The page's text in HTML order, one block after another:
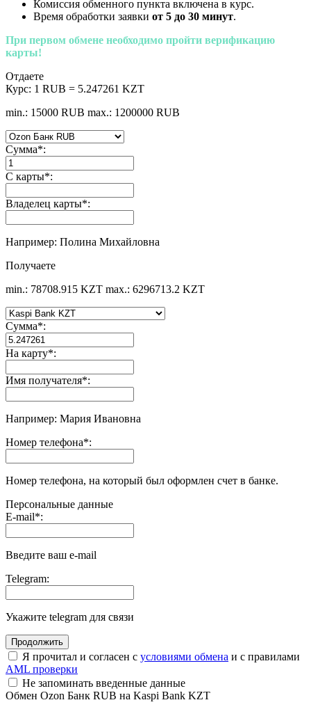
Комиссия обменного пункта включена в курс.
Время обработки заявки от 5 до 30 минут.
При первом обмене необходимо пройти верификацию
карты!
Отдаете
Курс: 1 RUB = 5.247261 KZT
min.: 15000 RUB max.: 1200000 RUB
Сумма*:
С карты*:
Владелец карты*:
Например: Полина Михайловна
Получаете
min.: 78708.915 KZT max.: 6296713.2 KZT
Сумма*:
На карту*:
Имя получателя*:
Например: Мария Ивановна
Номер телефона*:
Номер телефона, на который был оформлен счет в банке.
Персональные данные
E-mail*:
Введите ваш e-mail
Telegram:
Укажите telegram для связи
Я прочитал и согласен с условиями обмена и с правилами
AML проверки
Не запоминать введенные данные
Обмен Ozon Банк RUB на Kaspi Bank KZT